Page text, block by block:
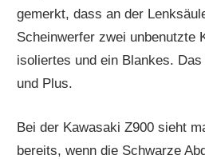
gemerkt, dass an der
Scheinwerfer zwei unbenutzte
isoliertes und ein Blankes.
und Plus.
Bei der Kawasaki Z900 sieht
bereits, wenn die Schwarze